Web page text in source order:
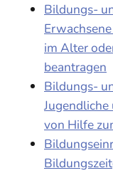
Bildungs-
im Alter
beantragen
Bildungs-
von Hilfe